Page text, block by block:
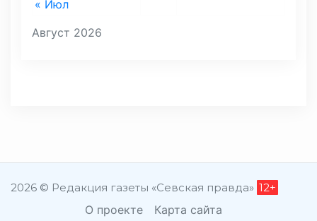
Август 2026
« Июл
2026 © Редакция газеты «Севская правда» 12+
О проекте Карта сайта